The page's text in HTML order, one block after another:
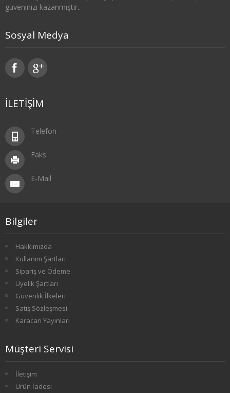
3. SINIF 6. YARIYIL ÇEKO
4. SINIF 7. YARIYIL ÇEKO
4. SINIF 8. YARIYIL ÇEKO
ULUSLARARASI İLİŞKİLER
1. SINIF 1. YARIYIL ULUSLARARASI İLŞ
1. SINIF 2. YARIYIL ULUSLARARASI İLŞ
3. SINIF 6. YARIYIL ULUSLARARASI İLŞ
4. SINIF 7. YARIYIL ULUSLARARASI İLŞ
4. SINIF 8. YARIYIL ULUSLARARASI İLŞ
KONAKLAMA İŞLETMECİLİĞİ
1. SINIF 1. YARIYIL KONAKLAMA İŞL
2. SINIF 4. YARIYIL KONAKLAMA İŞL
güveninizi kazanmıştır..
Sosyal Medya
İLETİŞİM
Telefon
Faks
E-Mail
Bilgiler
Hakkımızda
Kullanım Şartları
Sipariş ve Ödeme
Üyelik Şartları
Güvenlik İlkeleri
Satış Sözleşmesi
Karacan Yayınları
Müşteri Servisi
İletişim
Ürün İadesi